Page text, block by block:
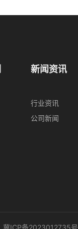
新闻资讯
行业资讯
公司新闻
冀ICP备2023012735号